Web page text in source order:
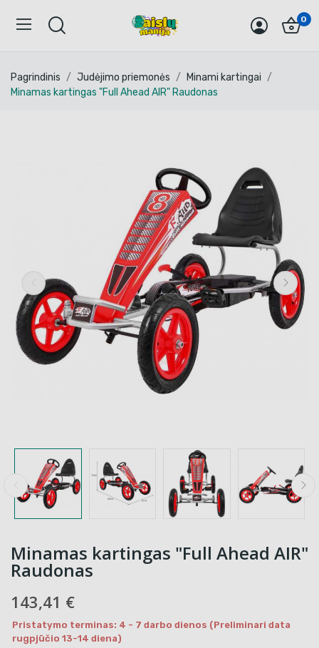
0
Pagrindinis Judėjimo priemonės
Minami kartingai
Minamas kartingas "Full Ahead AIR" Raudonas
Minamas kartingas "Full Ahead AIR"
Raudonas
143,41 €
Pristatymo terminas: 4 - 7 darbo dienos (Preliminari data
rugpjūčio 13-14 diena)